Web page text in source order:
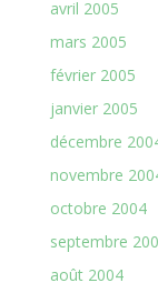
avril 2005
mars 2005
février 2005
janvier 2005
décembre
novembre
octobre 2004
septembre
août 2004